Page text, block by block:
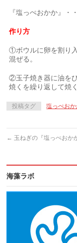
『塩っぺおかか』・
作り方
①ボウルに卵を割り
混ぜる。
②玉子焼き器に油を
焼くを繰り返して焼く
投稿タグ 塩っぺお
← 玉ねぎの『塩っぺおか
海藻ラボ